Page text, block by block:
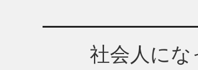
社会人に